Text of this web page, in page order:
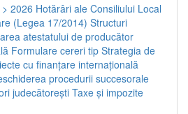
2026 Hotărâri ale Consiliului Local
(Legea 17/2014) Structuri
atestatului de producător
Formulare cereri tip Strategia de
cu finanţare internaţională
procedurii succesorale
judecătorești Taxe şi impozite